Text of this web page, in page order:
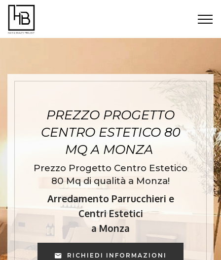
PREZZO PROGETTO
CENTRO ESTETICO 80
MQ A MONZA
Prezzo Progetto Centro Estetico
80 Mq di qualità a Monza!
Arredamento Parrucchieri e
Centri Estetici
a Monza
RICHIEDI INFORMAZIONI